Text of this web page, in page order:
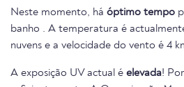
Neste momento, há óptimo tempo
banho . A temperatura é
nuvens e a velocidade do vento é 4
A exposição UV actual é elevada!